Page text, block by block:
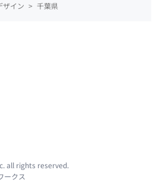
ザイン > 千葉県
all rights reserved.
ークス